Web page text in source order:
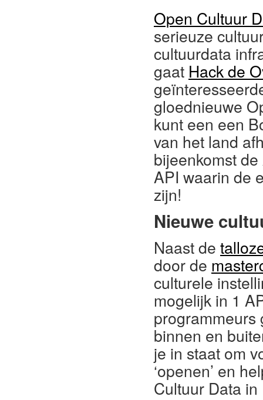
Open Cultuur
serieuze
cultuurdata
gaat Hack de
gloednieuwe
kunt een een
van het land
bijeenkomst
API waarin de
zijn!
Nieuwe
Naast de
door de
culturele
mogelijk in 1
programmeurs
binnen en
je in staat om
‘openen’ en
Cultuur Data